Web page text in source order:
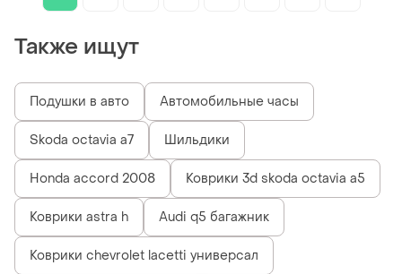
Также ищут
Подушки в авто Автомобильные часы
Skoda octavia a7 Шильдики
Honda accord 2008 Коврики 3d skoda octavia a5
Коврики astra h Audi q5 багажник
Коврики chevrolet lacetti универсал